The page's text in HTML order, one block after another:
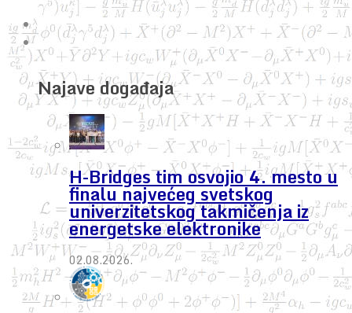
Najave događaja
H-Bridges tim osvojio 4. mesto u
finalu najvećeg svetskog
univerzitetskog takmičenja iz
energetske elektronike
02.08.2026.